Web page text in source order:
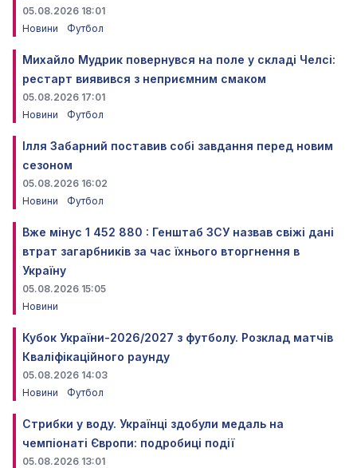
05.08.2026 18:01
Новини
Футбол
Михайло Мудрик повернувся на поле у складі Челсі:
рестарт виявився з неприємним смаком
05.08.2026 17:01
Новини
Футбол
Ілля Забарний поставив собі завдання перед новим
сезоном
05.08.2026 16:02
Новини
Футбол
Вже мінус 1 452 880 : Генштаб ЗСУ назвав свіжі дані
втрат загарбників за час їхнього вторгнення в
Україну
05.08.2026 15:05
Новини
Кубок України-2026/2027 з футболу. Розклад матчів
Кваліфікаційного раунду
05.08.2026 14:03
Новини
Футбол
Стрибки у воду. Українці здобули медаль на
чемпіонаті Європи: подробиці події
05.08.2026 13:01